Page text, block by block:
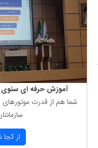
آموزش حرفه ای سئوی
شما هم از قدرت موتورهای
از